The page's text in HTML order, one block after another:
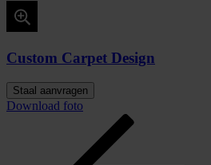
Custom Carpet Design
Staal aanvragen
Download foto